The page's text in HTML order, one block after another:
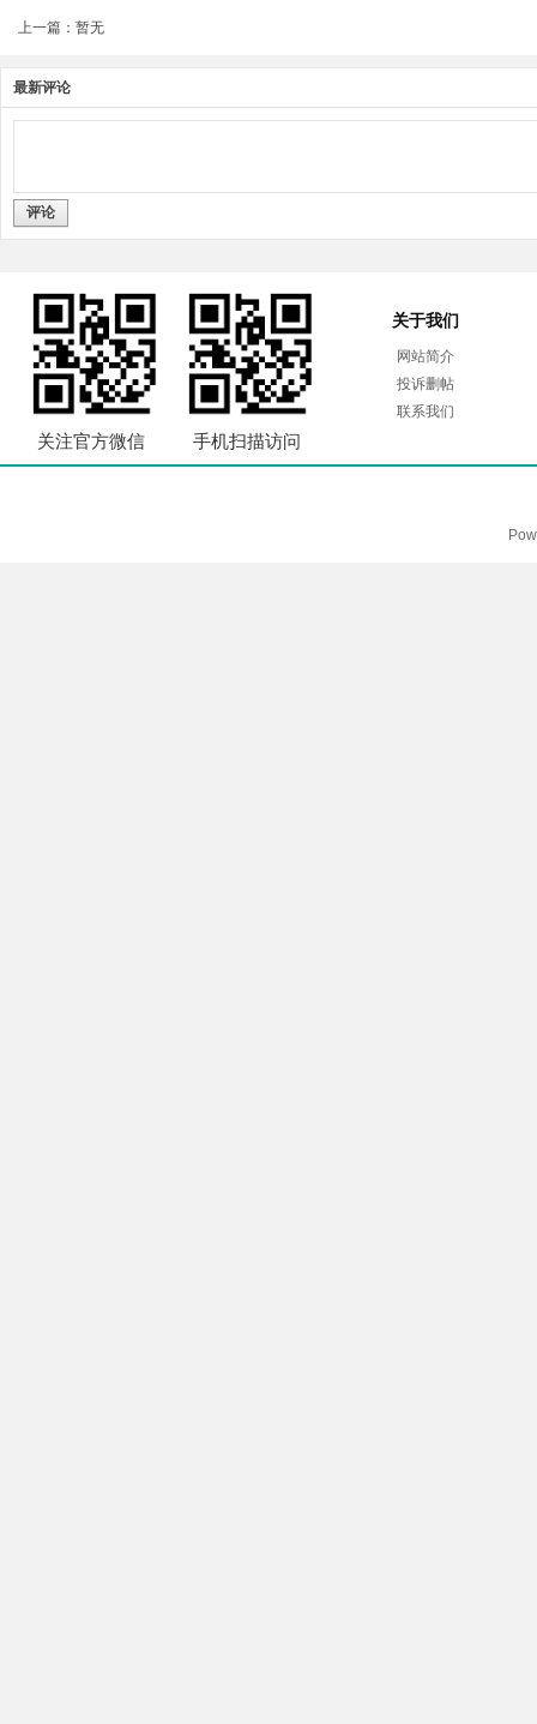
上一篇：暂无
最新评论
评论
关注官方微信 手机扫描访问
关于我们
网站简介
投诉删帖
联系我们